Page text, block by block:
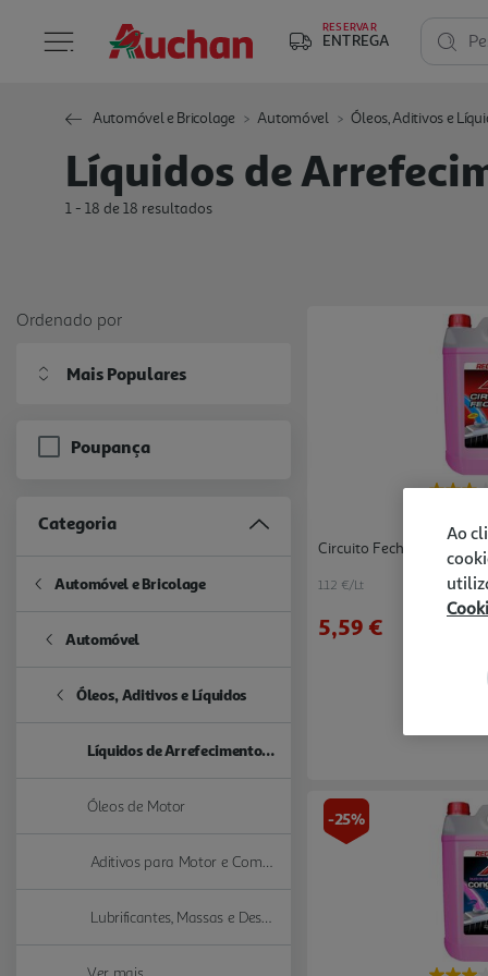
RESERVAR
ENTREGA
Automóvel e Bricolage Automóvel Óleos, Aditivos e
Líquidos de
1 - 18 de 18 resultados
Ordenado por
Mais Populares
Poupança
Categoria
Automóvel e Bricolage
Refine by Categoria: Automóvel e Bricolage
Automóvel
Refine by Categoria: Automóvel
Óleos, Aditivos e Líquidos
Refine by Categoria: Óleos, Aditivos e Líquidos
Líquidos de Arrefecimento e Anticongelantes
selected Currently Refined by Categoria: Líquidos de
Óleos de Motor
Refine by Categoria: Óleos de Motor
Aditivos para Motor e Combustível
Refine by Categoria: Aditivos para Motor e Combustível
Lubrificantes, Massas e Desbloqueantes
Refine by Categoria: Lubrificantes, Massas e Desbloqueantes
Ver mais
Circuito Fechado Redex
1.12 €/Lt
5,59 €
-25%
Ao